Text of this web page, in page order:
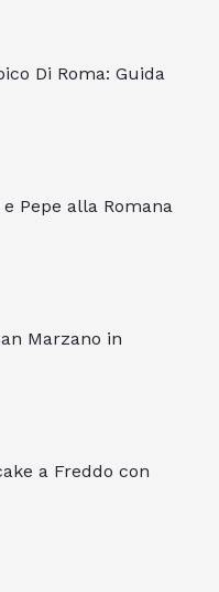
Di Roma: Guida
Pepe alla Romana
Marzano in
a Freddo con